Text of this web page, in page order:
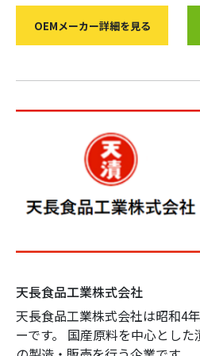
OEMメーカー詳細を見る
天長食品工業株式会社
天長食品工業株式会社は昭和4
ーです。 国産原料を中心とし